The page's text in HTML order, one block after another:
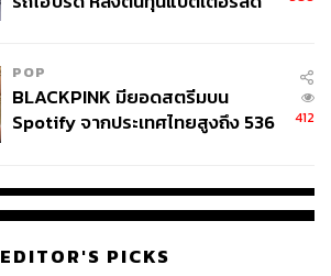
POP
BLACKPINK มียอดสตรีมบน
Spotify จากประเทศไทยสูงถึง 536
412
EDITOR'S PICKS